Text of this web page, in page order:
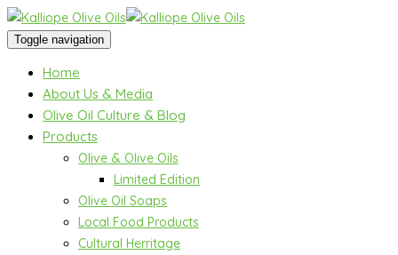
Toggle navigation
Home
About Us & Media
Olive Oil Culture & Blog
Products
Olive & Olive Oils
Limited Edition
Olive Oil Soaps
Local Food Products
Cultural Herritage